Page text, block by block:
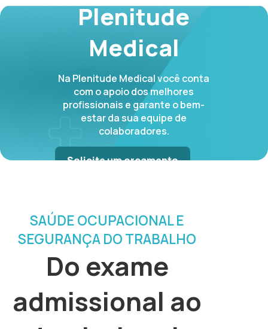
Plenitude
Medical
Na Plenitude Medical você conta
com o apoio dos melhores
profissionais e garante o bem-
estar da sua equipe de
colaboradores.
Solicite um orçamento
SAÚDE OCUPACIONAL E
SEGURANÇA DO TRABALHO
Do exame
admissional ao